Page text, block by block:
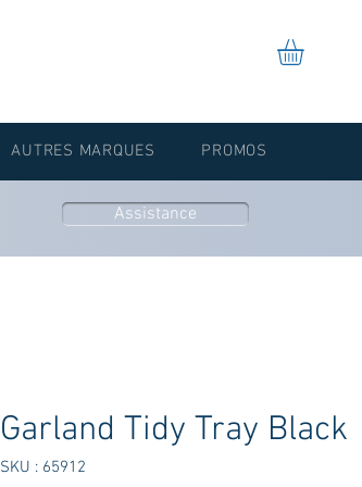
Garland Tidy Tray Black
SKU : 65912
Assistance
AUTRES MARQUES PROMOS